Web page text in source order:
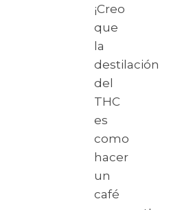
¡Creo
que
la
destilación
del
THC
es
como
hacer
un
café